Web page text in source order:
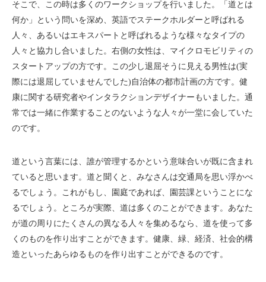
そこで、この時は多くのワークショップを行いました。「道とは
何か」という問いを深め、英語でステークホルダーと呼ばれる
人々、あるいはエキスパートと呼ばれるような様々なタイプの
人々と協力し合いました。右側の女性は、マイクロモビリティの
スタートアップの方です。この少し退屈そうに見える男性は(実
際には退屈していませんでした)自治体の都市計画の方です。健
康に関する研究者やインタラクションデザイナーもいました。通
常では一緒に作業することのないような人々が一堂に会していた
のです。
道という言葉には、誰が管理するかという意味合いが既に含まれ
ていると思います。道と聞くと、みなさんは交通局を思い浮かべ
るでしょう。これがもし、園庭であれば、園芸課ということにな
るでしょう。ところが実際、道は多くのことができます。あなた
が道の周りにたくさんの異なる人々を集めるなら、道を使って多
くのものを作り出すことができます。健康、緑、経済、社会的構
造といったあらゆるものを作り出すことができるのです。